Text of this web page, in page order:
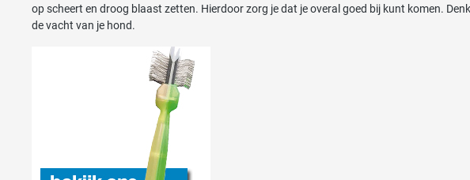
op scheert en droog blaast zetten. Hierdoor zorg je dat je overal goed bij kunt komen.
de vacht van je hond.